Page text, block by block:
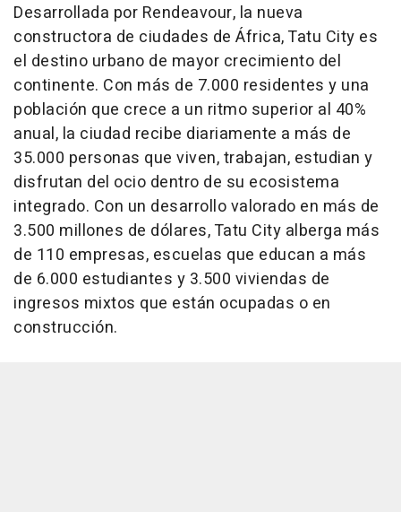
Desarrollada por Rendeavour, la nueva
constructora de ciudades de África, Tatu City es
el destino urbano de mayor crecimiento del
continente. Con más de 7.000 residentes y una
población que crece a un ritmo superior al 40%
anual, la ciudad recibe diariamente a más de
35.000 personas que viven, trabajan, estudian y
disfrutan del ocio dentro de su ecosistema
integrado. Con un desarrollo valorado en más de
3.500 millones de dólares, Tatu City alberga más
de 110 empresas, escuelas que educan a más
de 6.000 estudiantes y 3.500 viviendas de
ingresos mixtos que están ocupadas o en
construcción.